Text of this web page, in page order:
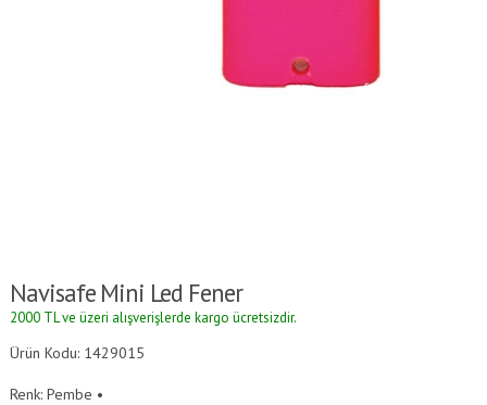
Navisafe Mini Led Fener
2000 TL ve üzeri alışverişlerde kargo ücretsizdir.
Ürün Kodu: 1429015
Renk: Pembe •